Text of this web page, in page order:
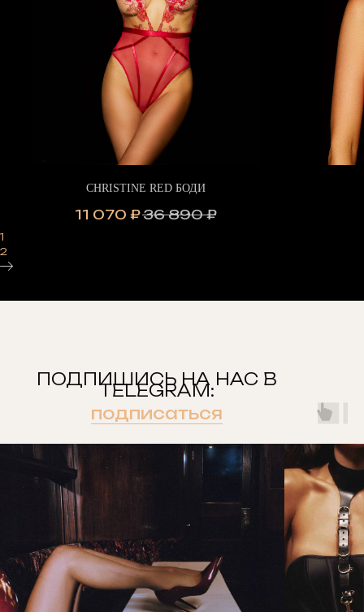
CHRISTINE RED БОДИ
11 070 ₽36 890 ₽
1
2
ПОДПИШИСЬ НА НАС В
TELEGRAM:
подписаться